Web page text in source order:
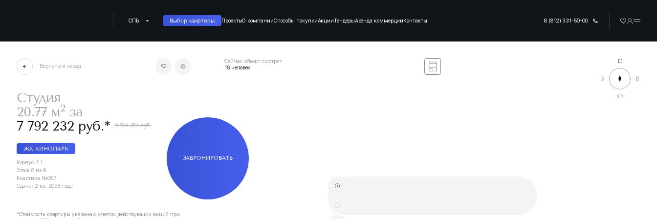
СПБ Выбор квартиры ПроектыО компанииСпособы покупкиАкцииТендерыАренда коммерцииКонтакты 8 (812) 331-50-00
Вернуться назад
Студия
20.77 м2за
7 792 232 руб.∗ 9 564 253 руб.
ЖК КИНОПАРК
Корпус 2.1
Этаж 8 из 9
Квартира №067
Сдача: 2 кв. 2028 года
*Стоимость квартиры указана с учетом действующих акций при
ЗАБРОНИРОВАТЬ
Сейчас объект смотрят
16 человек